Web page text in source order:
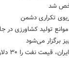
شد
تکراری دشمن
تولید کشاورزی
برگزار می‌شود
نفت را ۳۰ دلار کاهش داد